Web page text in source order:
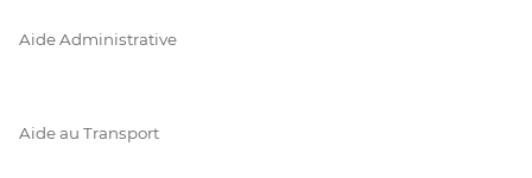
Aide Administrative
Aide au Transport